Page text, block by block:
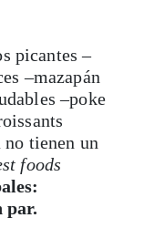
picantes –
–mazapán
–poke
no tienen un
foods
par.